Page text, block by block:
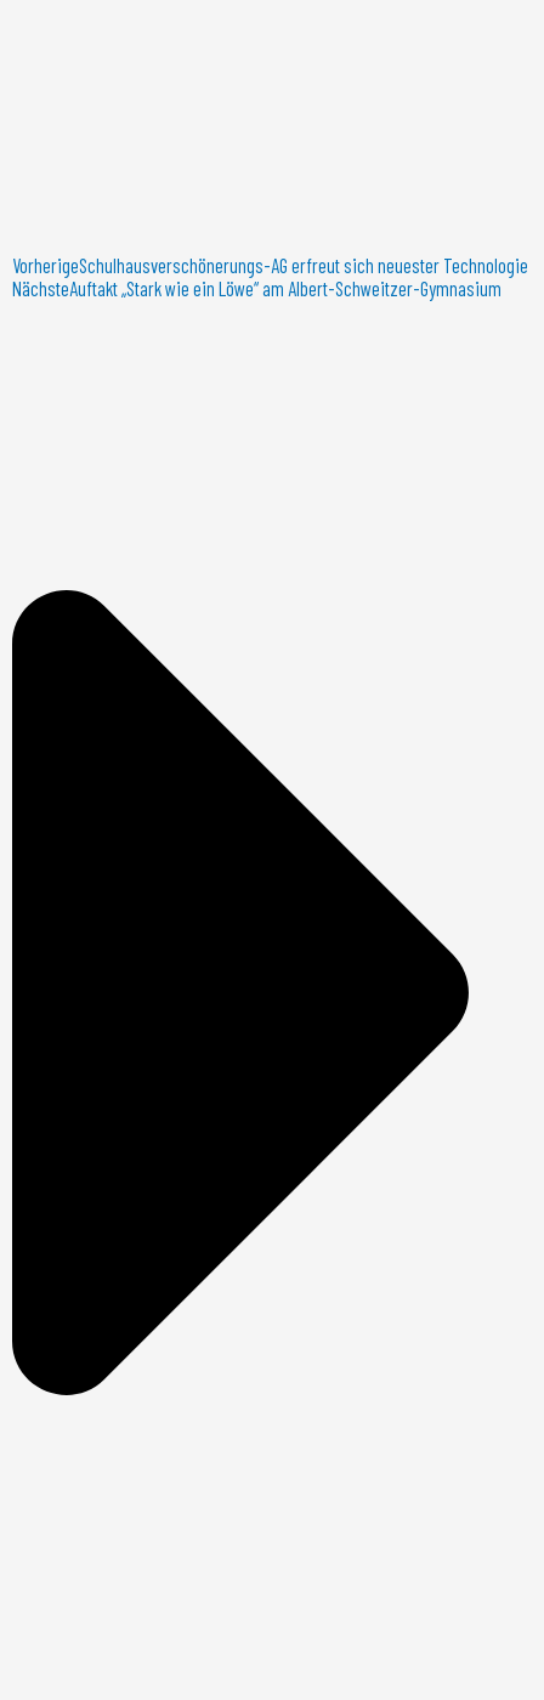
VorherigeSchulhausverschönerungs-AG erfreut sich neuester Technologie
NächsteAuftakt „Stark wie ein Löwe“ am Albert-Schweitzer-Gymnasium